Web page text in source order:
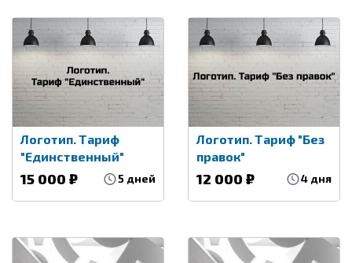
Логотип. Тариф
"Единственный"
15 000 ₽ 5 дней
Логотип. Тариф "Без
правок"
12 000 ₽ 4 дня